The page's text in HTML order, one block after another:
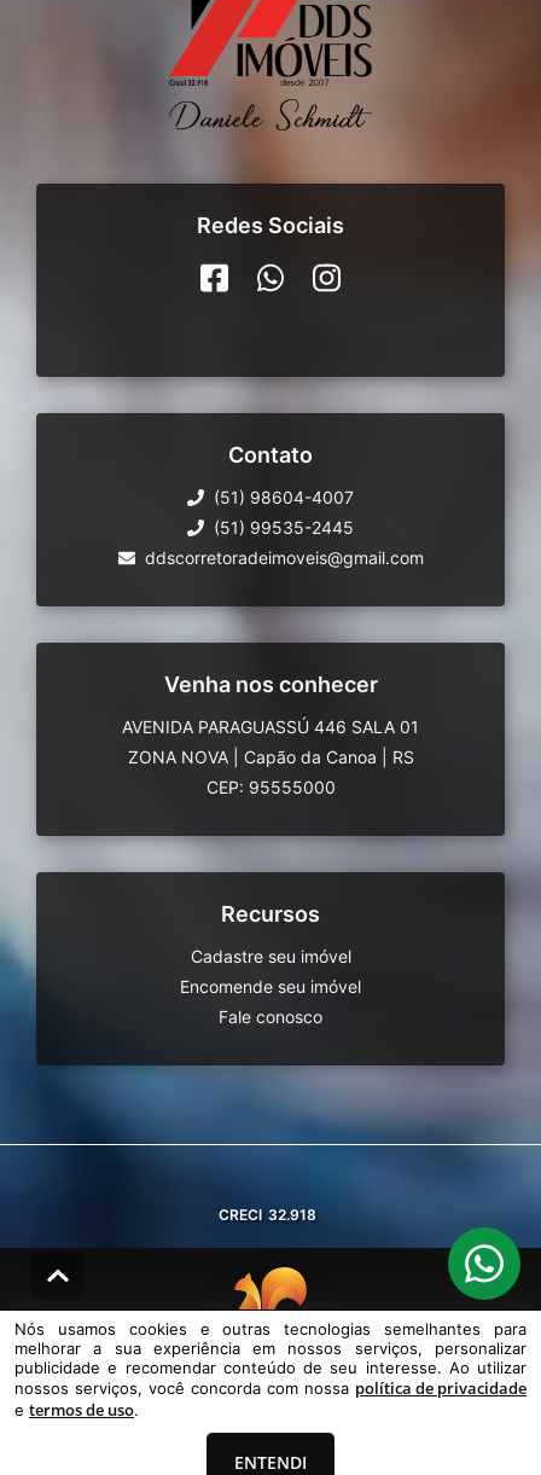
Redes Sociais
Contato
(51) 98604-4007
(51) 99535-2445
ddscorretoradeimoveis@gmail.com
Venha nos conhecer
AVENIDA PARAGUASSÚ 446 SALA 01
ZONA NOVA
Capão da Canoa
RS
CEP: 95555000
Recursos
Cadastre seu imóvel
Encomende seu imóvel
Fale conosco
CRECI 32.918
© DESENVOLVIDO PELAAGIL.NET
Nós usamos cookies e outras tecnologias semelhantes para melhorar a
sua experiência em nossos serviços, personalizar publicidade e
Nós usamos cookies e outras tecnologias semelhantes para
melhorar a sua experiência em nossos serviços, personalizar
publicidade e recomendar conteúdo de seu interesse. Ao utilizar
nossos serviços, você concorda com nossa política de privacidade
e termos de uso.
ENTENDI